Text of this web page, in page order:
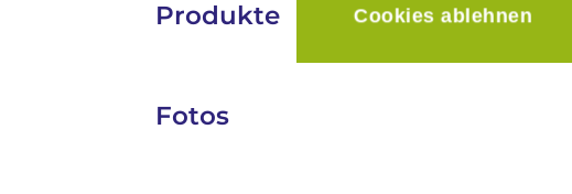
Cookies ablehnen
Produkte
Fotos